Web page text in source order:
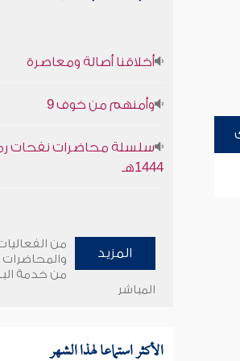
أخلاقنا أصالة ومعاصرة
وأمنهم من خوف 9
سلسلة محاضرات نفحات
1444هـ
المزيد
من
والمحاضرات
من خدمة
المباشر
الأكثر استماعا لهذا الشهر